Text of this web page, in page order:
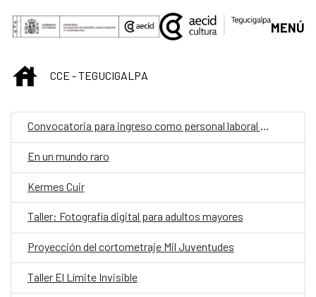
Saltar al contenido principal
MENÚ
INICIOCCE - TEGUCIGALPA
Convocatoria para ingreso como personal laboral temporal en la embajada de España en Tegucigalpa con la categoría de auxiliar.
En un mundo raro
Kermes Cuir
Taller: Fotografía digital para adultos mayores
Proyección del cortometraje Mil Juventudes
Taller El Límite Invisible